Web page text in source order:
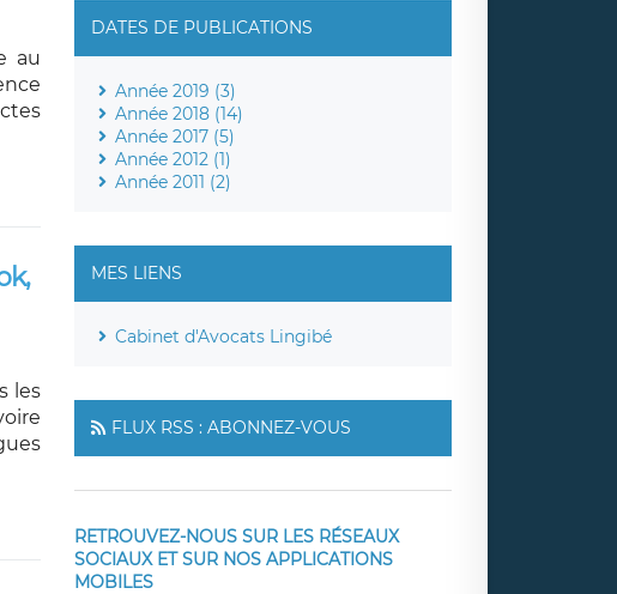
au
les
DATES DE PUBLICATIONS
Année 2019 (3)
Année 2018 (14)
Année 2017 (5)
Année 2012 (1)
Année 2011 (2)
MES LIENS
Cabinet d'Avocats Lingibé
FLUX RSS : ABONNEZ-VOUS
RETROUVEZ-NOUS SUR LES RÉSEAUX
SOCIAUX ET SUR NOS APPLICATIONS
MOBILES